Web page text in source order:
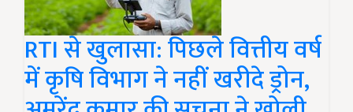
RTI से खुलासा: पिछले वित्तीय वर्ष
में कृषि विभाग ने नहीं खरीदे ड्रोन,